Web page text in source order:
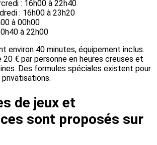
: 16h00 à 22h40
: 16h00 à 23h20
à 00h00
à 22h00
environ 40 minutes, équipement inclus.
20 € par personne en heures creuses et
Des formules spéciales existent pour
privatisations.
de jeux et
sont proposés sur